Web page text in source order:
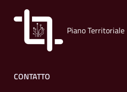
Piano Territoriale
Footer menu
CONTATTO